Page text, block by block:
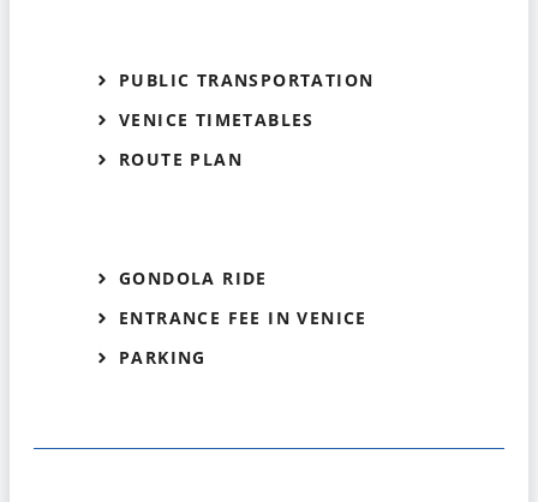
PUBLIC TRANSPORTATION
VENICE TIMETABLES
ROUTE PLAN
GONDOLA RIDE
ENTRANCE FEE IN VENICE
PARKING